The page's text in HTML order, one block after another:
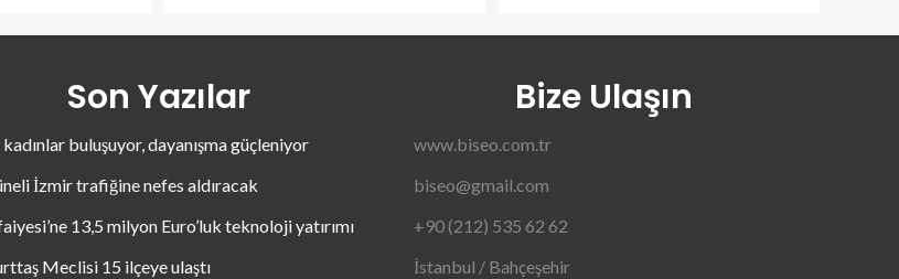
Son Yazılar
kadınlar buluşuyor, dayanışma güçleniyor
İzmir trafiğine nefes aldıracak
13,5 milyon Euro’luk teknoloji yatırımı
Meclisi 15 ilçeye ulaştı
Bize Ulaşın
www.biseo.com.tr
biseo@gmail.com
+90 (212) 535 62 62
İstanbul / Bahçeşehir